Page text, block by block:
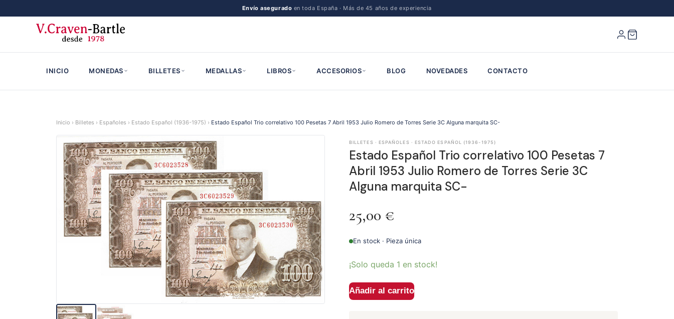
Envío asegurado en toda España · Más de 45 años de experiencia
INICIO MONEDAS BILLETES MEDALLAS LIBROS ACCESORIOS BLOG NOVEDADES CONTACTO
Inicio › Billetes › Españoles › Estado Español (1936-1975) › Estado Español Trio correlativo 100 Pesetas 7 Abril 1953 Julio Romero de Torres Serie 3C Alguna marquita SC-
BILLETES · ESPAÑOLES · ESTADO ESPAÑOL (1936-1975)
Estado Español Trio correlativo 100 Pesetas 7
Abril 1953 Julio Romero de Torres Serie 3C
Alguna marquita SC-
25,00 €
En stock · Pieza única
¡Solo queda 1 en stock!
Añadir al carrito